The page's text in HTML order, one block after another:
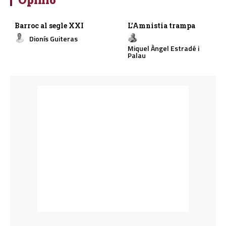
Barroc al segle XXI
Dionís Guiteras
L’Amnistia trampa
Miquel Àngel Estradé i
Palau